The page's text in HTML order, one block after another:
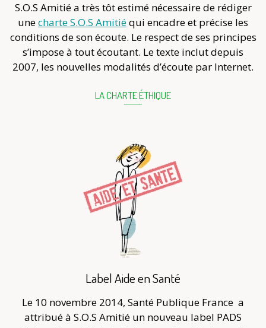
S.O.S Amitié a très tôt estimé nécessaire de rédiger
unecharte S.O.S Amitiéqui encadre et précise les
conditions de son écoute. Le respect de ses principes
s’impose à tout écoutant. Le texte inclut depuis
2007, les nouvelles modalités d’écoute par Internet.
LA CHARTE ÉTHIQUE
Label Aide en Santé
Le 10 novembre 2014, Santé Publique France a
attribué à S.O.S Amitié un nouveau label PADS